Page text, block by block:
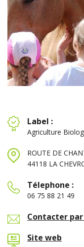
Label :
Agriculture
ROUTE DE
44118 LA
Télephone :
06 75 88 21 49
Contacter
Site web